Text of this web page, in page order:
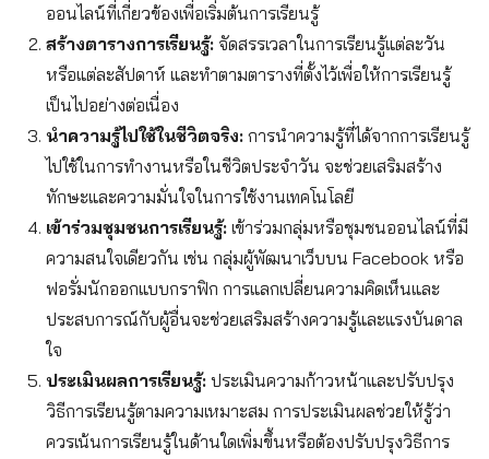
ออนไลน์ที่เกี่ยวข้องเพื่อเริ่มต้นการเรียนรู้
สร้างตารางการเรียนรู้:จัดสรรเวลาในการเรียนรู้แต่ละวัน
หรือแต่ละสัปดาห์ และทำตามตารางที่ตั้งไว้เพื่อให้การเรียนรู้
เป็นไปอย่างต่อเนื่อง
นำความรู้ไปใช้ในชีวิตจริง:การนำความรู้ที่ได้จากการเรียนรู้
ไปใช้ในการทำงานหรือในชีวิตประจำวัน จะช่วยเสริมสร้าง
ทักษะและความมั่นใจในการใช้งานเทคโนโลยี
เข้าร่วมชุมชนการเรียนรู้:เข้าร่วมกลุ่มหรือชุมชนออนไลน์ที่มี
ความสนใจเดียวกัน เช่น กลุ่มผู้พัฒนาเว็บบน Facebook หรือ
ฟอรั่มนักออกแบบกราฟิก การแลกเปลี่ยนความคิดเห็นและ
ประสบการณ์กับผู้อื่นจะช่วยเสริมสร้างความรู้และแรงบันดาล
ใจ
ประเมินผลการเรียนรู้:ประเมินความก้าวหน้าและปรับปรุง
วิธีการเรียนรู้ตามความเหมาะสม การประเมินผลช่วยให้รู้ว่า
ควรเน้นการเรียนรู้ในด้านใดเพิ่มขึ้นหรือต้องปรับปรุงวิธีการ